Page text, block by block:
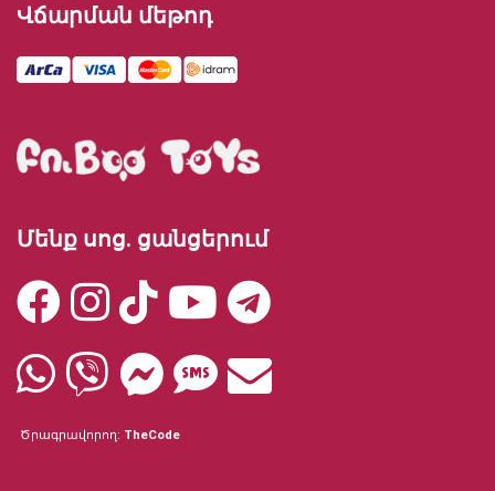
Վճարման մեթոդ
Մենք սոց. ցանցերում
Ծրագրավորող: TheCode